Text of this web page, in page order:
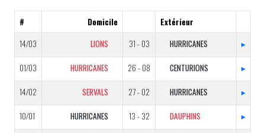
# Domicile
Extérieur
14/03
LIONS 31 - 03 HURRICANES ▸
01/03 HURRICANES 26 - 08 CENTURIONS ▸
14/02 SERVALS 27 - 02 HURRICANES ▸
10/01 HURRICANES 13 - 32 DAUPHINS ▸